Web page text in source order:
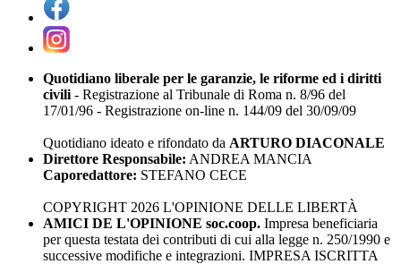
Quotidiano liberale per le garanzie, le riforme ed i diritti
civili - Registrazione al Tribunale di Roma n. 8/96 del
17/01/96 - Registrazione on-line n. 144/09 del 30/09/09
Quotidiano ideato e rifondato da ARTURO DIACONALE
Direttore Responsabile: ANDREA MANCIA
Caporedattore: STEFANO CECE
COPYRIGHT 2026 L'OPINIONE DELLE LIBERTÀ
AMICI DE L'OPINIONE soc.coop. Impresa beneficiaria
per questa testata dei contributi di cui alla legge n. 250/1990 e
successive modifiche e integrazioni. IMPRESA ISCRITTA